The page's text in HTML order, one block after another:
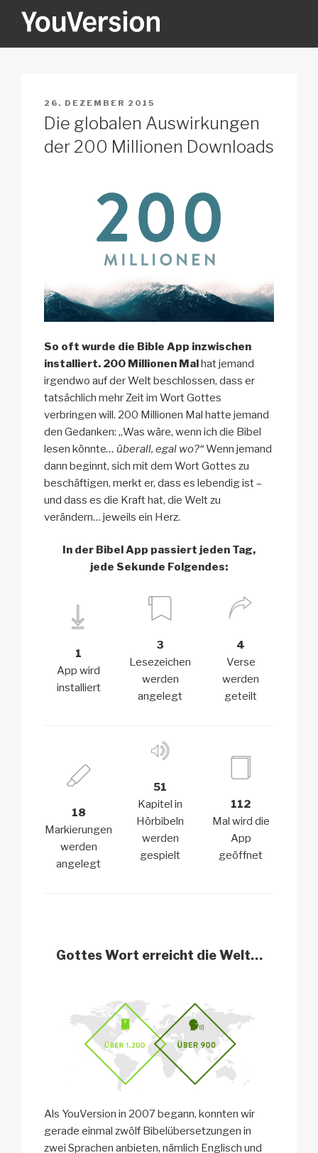
Inhalt
YOUVERSION
VERÖFFENTLICHT
AM
26. DEZEMBER 2015
Die globalen Auswirkungen
der 200 Millionen Downloads
So oft wurde die Bible App inzwischen
installiert. 200 Millionen Malhat jemand
irgendwo auf der Welt beschlossen, dass er
tatsächlich mehr Zeit im Wort Gottes
verbringen will. 200 Millionen Mal hatte jemand
den Gedanken: „Was wäre, wenn ich die Bibel
lesen könnte… überall, egal wo?“Wenn jemand
dann beginnt, sich mit dem Wort Gottes zu
beschäftigen, merkt er, dass es lebendig ist –
und dass es die Kraft hat, die Welt zu
verändern… jeweils ein Herz.
In der Bibel App passiert jeden Tag,
jede Sekunde Folgendes:
1
App wird
installiert
3
Lesezeichen
werden
angelegt
4
Verse
werden
geteilt
18
Markierungen
werden
angelegt
51
Kapitel in
Hörbibeln
werden
gespielt
112
Mal wird die
App
geöffnet
Gottes Wort erreicht die Welt…
Als YouVersion in 2007 begann, konnten wir
gerade einmal zwölf Bibelübersetzungen in
zwei Sprachen anbieten, nämlich Englisch und